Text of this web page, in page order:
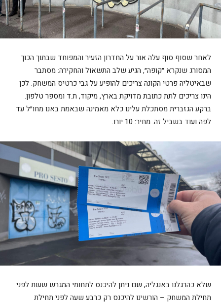
לאחר שסוף סוף עלה אור על החדרון הזעיר והמפוחד שבתוך הכוך
המסורג שנקרא ״קופה״, הגיע שלב התשאול והחקירה: מסתבר
שבאיטליה פרטי הקונה צריכים להופיע על גבי כרטיס המשחק. לכן
הינו צריכים לתת כתובת מדויקת בארץ, מיקוד, ת.ד ומספר טלפון.
ברקע הגזברית מסתכלת עלינו כלא מאמינה שבאמת באנו מחו״ל עד
לפה ועוד בשביל זה. מחיר: 10 יורו.
שלא כהרגלנו באנגליה, שם ניתן להיכנס לתחומי המגרש שעות לפני
תחילת המשחק – הורשינו להיכנס רק כרבע שעה לפני תחילת